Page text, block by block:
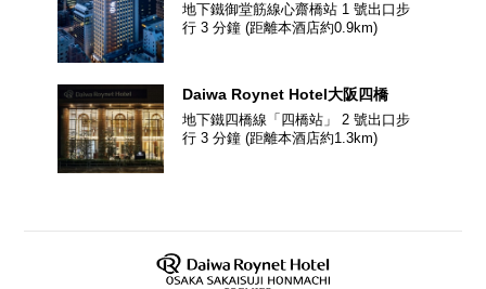
地下鐵御堂筋線心齋橋站 1 號出口步
行 3 分鐘 (距離本酒店約0.9km)
Daiwa Roynet Hotel大阪四橋
地下鐵四橋線「四橋站」 2 號出口步
行 3 分鐘 (距離本酒店約1.3km)